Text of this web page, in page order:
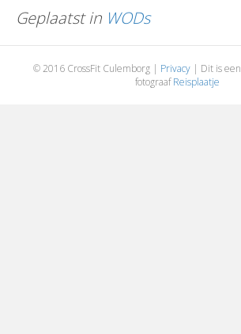
Geplaatst in WODs
© 2016 CrossFit Culemborg | Privacy| Dit is een
fotograafReisplaatje